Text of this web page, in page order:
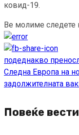
ковид-19.
Ве молиме следете
Continue
Reading
подеднакво
Следна Европа на
задолжителната
Повеќе вести